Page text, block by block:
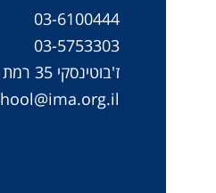
03-6100444
03-5753303
ז'בוטינסקי 35 רמת גן, מיקוד 5213604